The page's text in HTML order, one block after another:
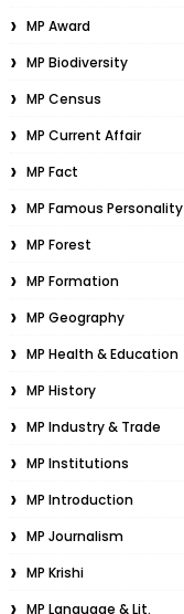
MP Award
MP Biodiversity
MP Census
MP Current Affair
MP Fact
MP Famous Personality
MP Forest
MP Formation
MP Geography
MP Health & Education
MP History
MP Industry & Trade
MP Institutions
MP Introduction
MP Journalism
MP Krishi
MP Language & Lit.